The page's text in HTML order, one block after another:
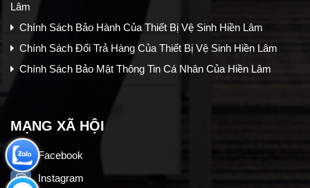
Lâm
Chính Sách Bảo Hành Của Thiết Bị Vệ Sinh Hiền Lâm
Chính Sách Đổi Trả Hàng Của Thiết Bị Vệ Sinh Hiền Lâm
Chính Sách Bảo Mật Thông Tin Cá Nhân Của Hiền Lâm
MẠNG XÃ HỘI
Facebook
Instagram